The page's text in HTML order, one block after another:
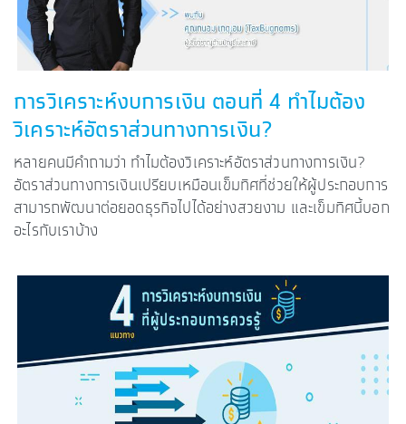
การวิเคราะห์งบการเงิน ตอนที่ 4 ทำไมต้อง
วิเคราะห์อัตราส่วนทางการเงิน?
หลายคนมีคำถามว่า ทำไมต้องวิเคราะห์อัตราส่วนทางการเงิน?
อัตราส่วนทางการเงินเปรียบเหมือนเข็มทิศที่ช่วยให้ผู้ประกอบการ
สามารถพัฒนาต่อยอดธุรกิจไปได้อย่างสวยงาม และเข็มทิศนี้บอก
อะไรกับเราบ้าง